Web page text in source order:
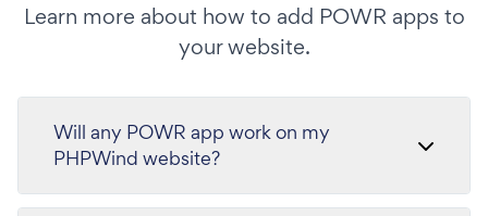
Learn more about how to add POWR apps to
your website.
Will any POWR app work on my
PHPWind website?